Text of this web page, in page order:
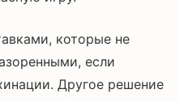
которые не
если
Другое решение